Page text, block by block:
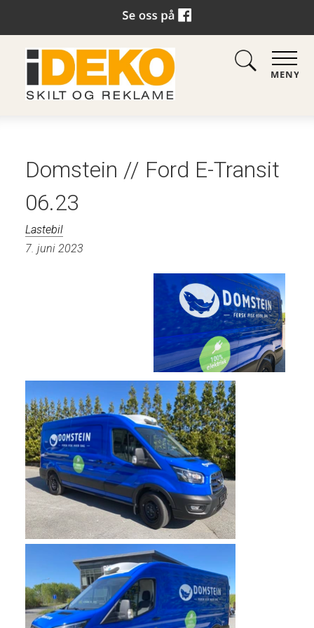
MENY
Domstein // Ford E-Transit
06.23
Lastebil
7. juni 2023